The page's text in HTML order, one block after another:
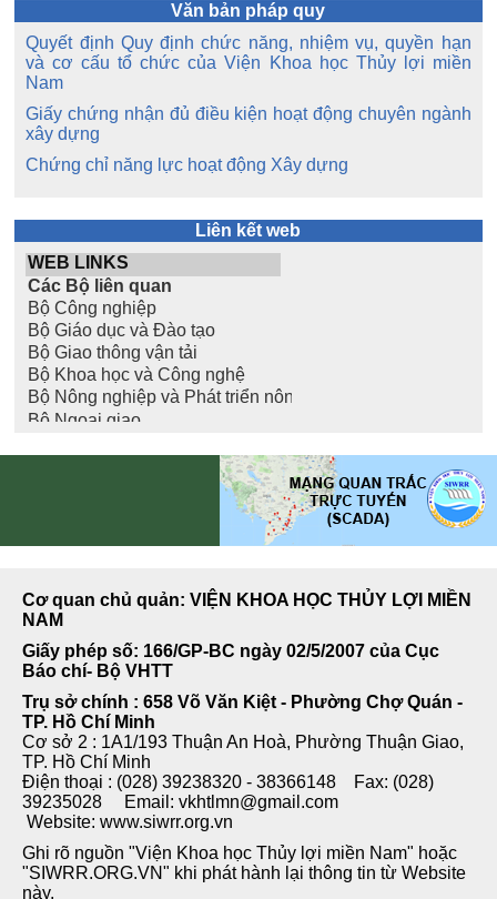
Văn bản pháp quy
Quyết định Quy định chức năng, nhiệm vụ, quyền hạn
và cơ cấu tổ chức của Viện Khoa học Thủy lợi miền
Nam
Giấy chứng nhận đủ điều kiện hoạt động chuyên ngành
xây dựng
Chứng chỉ năng lực hoạt động Xây dựng
Liên kết web
Cơ quan chủ quản: VIỆN KHOA HỌC THỦY LỢI MIỀN
NAM
Giấy phép số: 166/GP-BC ngày 02/5/2007 của Cục
Báo chí- Bộ VHTT
Trụ sở chính : 658 Võ Văn Kiệt - Phường Chợ Quán -
TP. Hồ Chí Minh
Cơ sở 2 : 1A1/193 Thuận An Hoà, Phường Thuận Giao,
TP. Hồ Chí Minh
Điện thoại : (028) 39238320 - 38366148 Fax: (028)
39235028 Email: vkhtlmn@gmail.com
Website: www.siwrr.org.vn
Ghi rõ nguồn "Viện Khoa học Thủy lợi miền Nam" hoặc
"SIWRR.ORG.VN" khi phát hành lại thông tin từ Website
này.